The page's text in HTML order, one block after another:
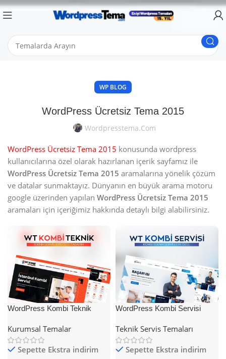
WP BLOG
WordPress Ücretsiz Tema 2015
Wordpresstema.com
WordPress Ücretsiz Tema 2015 konusunda wordpress
kullanıcılarına özel olarak hazırlanan içerik sayfamız ile
WordPress Ücretsiz Tema 2015 aramalarına yönelik çözüm
ve datalar sunmaktayız. Dünyanın en büyük arama motoru
google üzerinden yapılan WordPress Ücretsiz Tema 2015
aramaları için içeriğimiz hakkında detaylı bilgi alabilirsiniz.
WordPress Kombi Teknik
Kurumsal Temalar
Sepette Ekstra indirim
WordPress Kombi Servisi
Teknik Servis Temaları
Sepette Ekstra indirim